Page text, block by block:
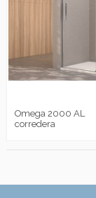
Omega 2000 AL
corredera